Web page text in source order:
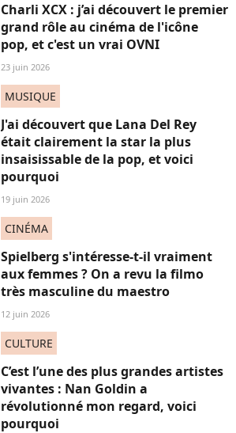
Charli XCX : j’ai découvert le premier
grand rôle au cinéma de l'icône
pop, et c'est un vrai OVNI
23 juin 2026
MUSIQUE
J'ai découvert que Lana Del Rey
était clairement la star la plus
insaisissable de la pop, et voici
pourquoi
19 juin 2026
CINÉMA
Spielberg s'intéresse-t-il vraiment
aux femmes ? On a revu la filmo
très masculine du maestro
12 juin 2026
CULTURE
C’est l’une des plus grandes artistes
vivantes : Nan Goldin a
révolutionné mon regard, voici
pourquoi